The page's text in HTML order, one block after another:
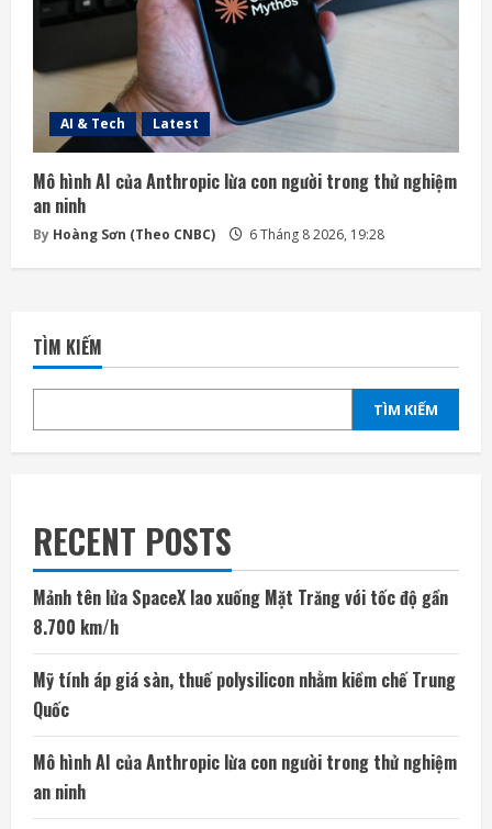
AI & Tech Latest
Mô hình AI của Anthropic lừa con người trong thử nghiệm
an ninh
By Hoàng Sơn (Theo CNBC) 6 Tháng 8 2026, 19:28
TÌM KIẾM
TÌM KIẾM
RECENT POSTS
Mảnh tên lửa SpaceX lao xuống Mặt Trăng với tốc độ gần
8.700 km/h
Mỹ tính áp giá sàn, thuế polysilicon nhằm kiềm chế Trung
Quốc
Mô hình AI của Anthropic lừa con người trong thử nghiệm
an ninh